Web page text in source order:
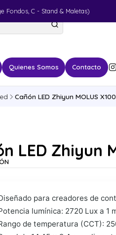
Quienes Somos Contacto
Fondos, C - Stand & Maletas)
Cañón LED Zhiyun MOLUS
LED Zhiyun
para creadores de
lumínica: 2720 Lux a 1
de temperatura (CCT):